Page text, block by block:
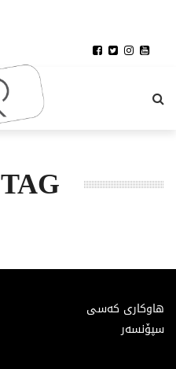
TAG: هزر
هاوکاری کەسی
سپۆنسەر